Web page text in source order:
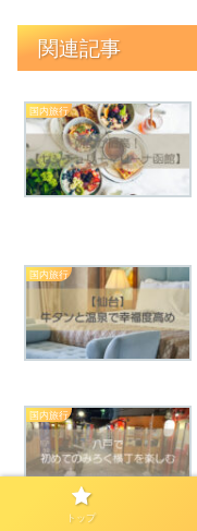
関連記事
国内旅行
国内旅行
国内旅行
トップ